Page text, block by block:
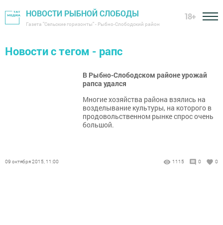
НОВОСТИ РЫБНОЙ СЛОБОДЫ
Газета "Сельские горизонты" - Рыбно-Слободский район
18+
Новости с тегом - рапс
В Рыбно-Слободском районе урожай
рапса удался
Многие хозяйства района взялись на
возделывание культуры, на которого в
продовольственном рынке спрос очень
большой.
09 октября 2015, 11:00 1115 0 0